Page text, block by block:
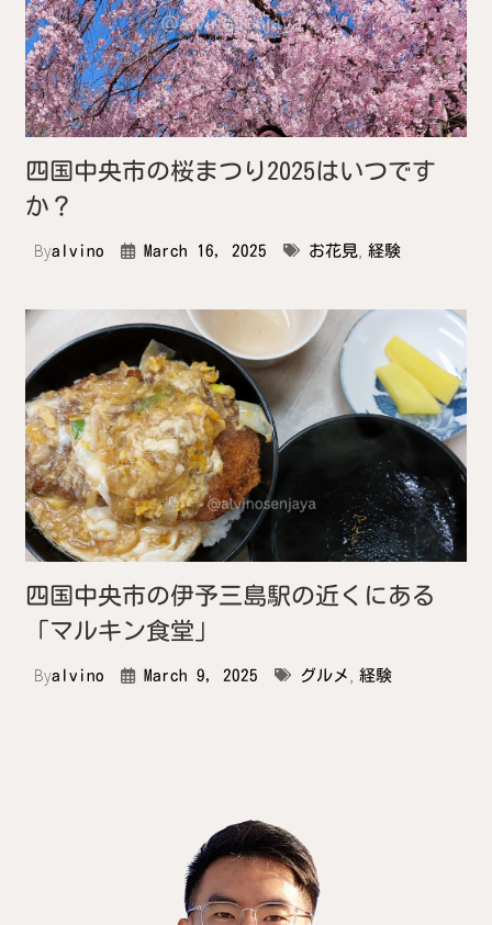
四国中央市の桜まつり2025はいつです
か？
Byalvino March 16, 2025 お花見, 経験
四国中央市の伊予三島駅の近くにある
「マルキン食堂」
Byalvino March 9, 2025 グルメ , 経験